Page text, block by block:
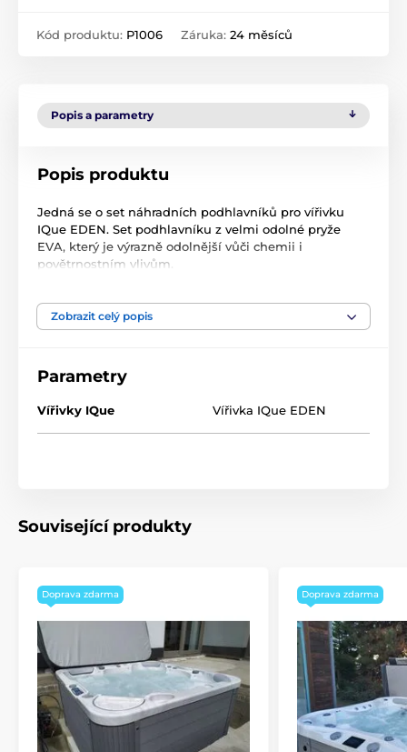
Kód produktu: P1006 Záruka: 24 měsíců
Popis a parametry
Popis produktu
Jedná se o set náhradních podhlavníků pro vířivku
IQue EDEN. Set podhlavníku z velmi odolné pryže
EVA, který je výrazně odolnější vůči chemii i
povětrnostním vlivům.
rohový podhlavník (EVA114).
Zobrazit celý popis
Parametry
Vířivky IQue Vířivka IQue EDEN
Související produkty
Doprava zdarma Doprava zdarma